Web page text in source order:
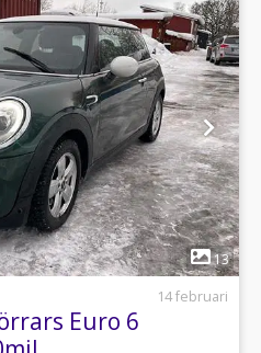
13
14 februari
Euro 6